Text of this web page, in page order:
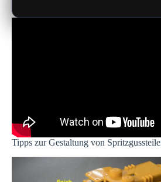
Tipps zur Gestaltung von